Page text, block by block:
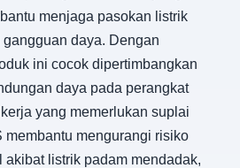
menjaga pasokan listrik
daya. Dengan
ini cocok dipertimbangkan
daya pada perangkat
yang memerlukan suplai
membantu mengurangi risiko
listrik padam mendadak,